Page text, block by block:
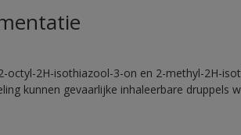
octyl-2H-isothiazool-3-on en 2-methyl-2H-
kunnen gevaarlijke inhaleerbare druppels